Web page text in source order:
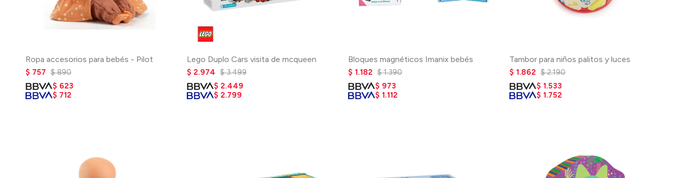
Ropa accesorios para bebés - Pilot
$ 757 $ 890
$ 623
$ 712
Lego Duplo Cars visita de mcqueen
$ 2.974 $ 3.499
$ 2.449
$ 2.799
Bloques magnéticos Imanix bebés
$ 1.182 $ 1.390
$ 973
$ 1.112
Tambor para niños palitos y luces
$ 1.862 $ 2.190
$ 1.533
$ 1.752